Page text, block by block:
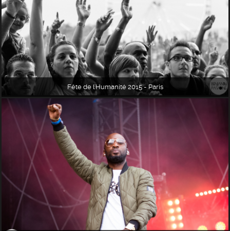
Fête de l'Humanité 2015 - Paris